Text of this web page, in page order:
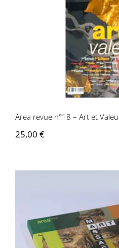
Area revue
Area revue n°18 – Art et
25,00 €